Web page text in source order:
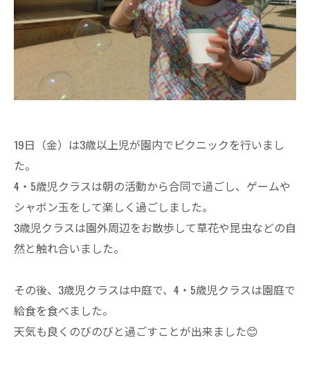
19日（金）は3歳以上児が園内でピクニックを行いまし
た。
4・5歳児クラスは朝の活動から合同で過ごし、ゲームや
シャボン玉をして楽しく過ごしました。
3歳児クラスは園外周辺をお散歩して草花や昆虫などの自
然と触れ合いました。
その後、3歳児クラスは中庭で、4・5歳児クラスは園庭で
給食を食べました。
天気も良くのびのびと過ごすことが出来ました😊